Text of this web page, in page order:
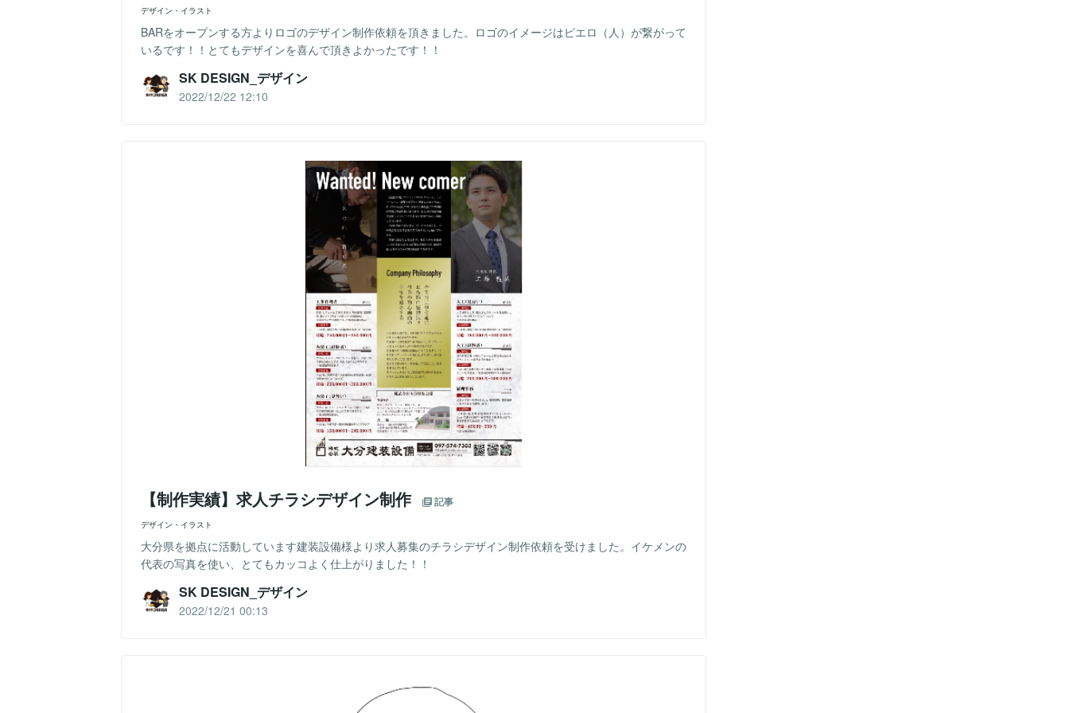
デザイン・イラスト
BARをオープンする方よりロゴのデザイン制作依頼を頂きました。ロゴのイメージはピエロ（人）が繋がって
いるです！！とてもデザインを喜んで頂きよかったです！！
SK DESIGN_デザイン
2022/12/22 12:10
【制作実績】求人チラシデザイン制作 記事
デザイン・イラスト
大分県を拠点に活動しています建装設備様より求人募集のチラシデザイン制作依頼を受けました。イケメンの
代表の写真を使い、とてもカッコよく仕上がりました！！
SK DESIGN_デザイン
2022/12/21 00:13